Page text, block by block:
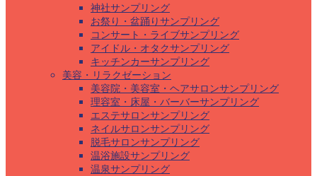
神社サンプリング
お祭り・盆踊りサンプリング
コンサート・ライブサンプリング
アイドル・オタクサンプリング
キッチンカーサンプリング
美容・リラクゼーション
美容院・美容室・ヘアサロンサンプリング
理容室・床屋・バーバーサンプリング
エステサロンサンプリング
ネイルサロンサンプリング
脱毛サロンサンプリング
温浴施設サンプリング
温泉サンプリング